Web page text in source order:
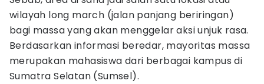
wilayah long march (jalan panjang beriringan)
bagi massa yang akan menggelar aksi unjuk rasa.
Berdasarkan informasi beredar, mayoritas massa
merupakan mahasiswa dari berbagai kampus di
Sumatra Selatan (Sumsel).